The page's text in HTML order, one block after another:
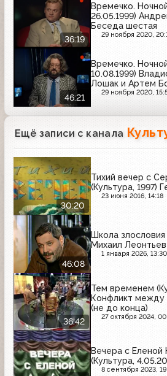
36:19
Времечко.
26.05.1999)
Беседа шестая
29 ноября 2020,
46:21
Времечко.
10.08.1999)
Лошак и Артем
29 ноября 2020,
Ещё записи с канала
30:20
Тихий вечер с
(Культура, 1997)
23 июня 2016, 14:18
46:08
Школа злословия
Михаил Леонтьев
1 января 2026, 13:30
36:42
Тем временем
Конфликт между
(не до конца)
27 октября 2024,
Вечера с Еленой
(Культура,
8 сентября 2023,